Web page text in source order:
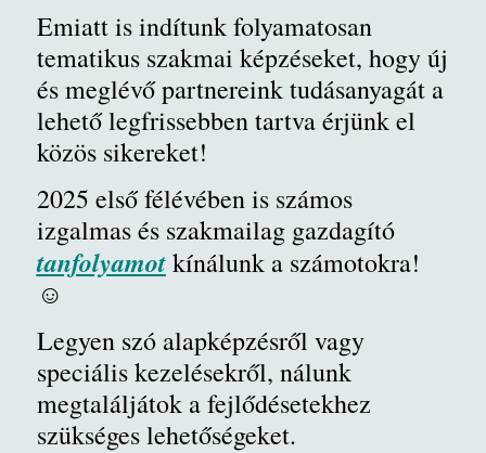
Emiatt is indítunk folyamatosan
tematikus szakmai képzéseket, hogy új
és meglévő partnereink tudásanyagát a
lehető legfrissebben tartva érjünk el
közös sikereket!
2025 első félévében is számos
izgalmas és szakmailag gazdagító
tanfolyamotkínálunk a számotokra!
☺️
Legyen szó alapképzésről vagy
speciális kezelésekről, nálunk
megtaláljátok a fejlődésetekhez
szükséges lehetőségeket.